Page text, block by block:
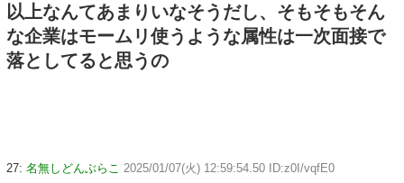
以上なんてあまりいなそうだし、そもそもそん
な企業はモームリ使うような属性は一次面接で
落としてると思うの
27: 名無しどんぶらこ 2025/01/07(火) 12:59:54.50 ID:z0I/vqfE0